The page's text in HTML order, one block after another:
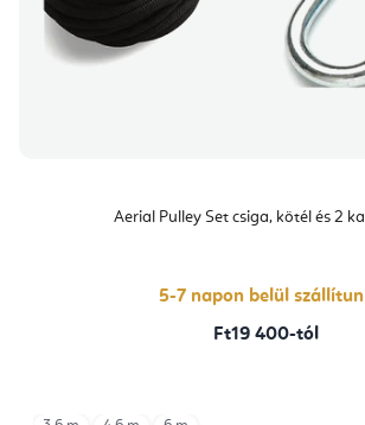
Aerial Pulley Set csiga, kötél és 2
5-7 napon belül
Ft19 400-tól